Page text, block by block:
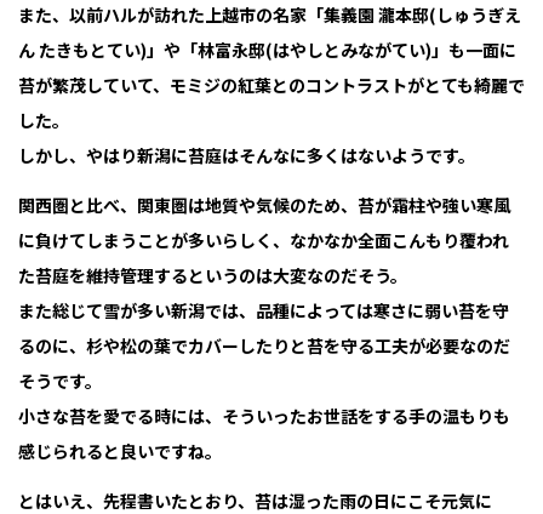
また、以前ハルが訪れた上越市の名家「集義園 瀧本邸(しゅうぎえ
ん たきもとてい)」や「林富永邸(はやしとみながてい)」も一面に
苔が繁茂していて、モミジの紅葉とのコントラストがとても綺麗で
した。
しかし、やはり新潟に苔庭はそんなに多くはないようです。
関西圏と比べ、関東圏は地質や気候のため、苔が霜柱や強い寒風
に負けてしまうことが多いらしく、なかなか全面こんもり覆われ
た苔庭を維持管理するというのは大変なのだそう。
また総じて雪が多い新潟では、品種によっては寒さに弱い苔を守
るのに、杉や松の葉でカバーしたりと苔を守る工夫が必要なのだ
そうです。
小さな苔を愛でる時には、そういったお世話をする手の温もりも
感じられると良いですね。
とはいえ、先程書いたとおり、苔は湿った雨の日にこそ元気に